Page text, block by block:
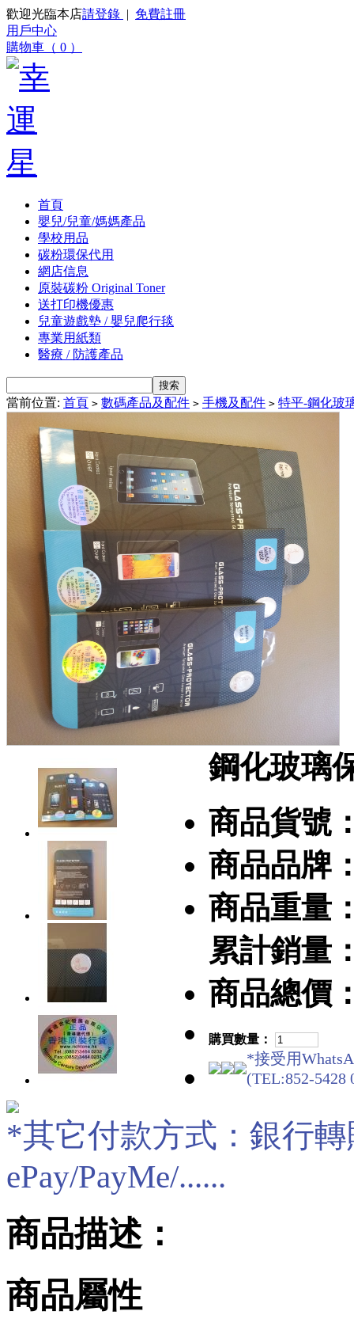
歡迎光臨本店請登錄 | 免費註冊
用戶中心
購物車（ 0 ）
首頁
嬰兒/兒童/媽媽產品
學校用品
碳粉環保代用
網店信息
原裝碳粉 Original Toner
送打印機優惠
兒童遊戲墊 / 嬰兒爬行毯
專業用紙類
醫療 / 防護產品
當前位置: 首頁 > 數碼產品及配件 > 手機及配件 > 特平-鋼化玻
鋼化玻璃
商品貨號
商品品牌
商品重量
累計銷量
商品總價
購買數量：
*接受用
(TEL:852-5428
*其它付款方式：銀行轉
ePay/PayMe/......
商品描述：
商品屬性